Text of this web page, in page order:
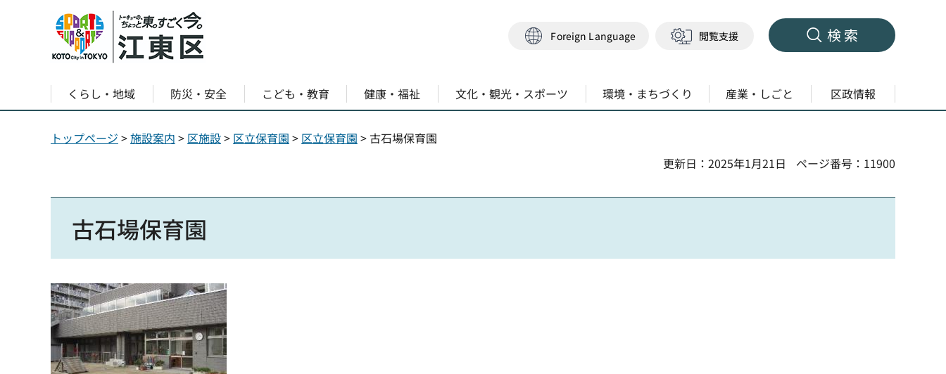
Foreign Language 閲覧支援 検索
くらし・地域 防災・安全 こども・教育 健康・福祉 文化・観光・スポーツ 環境・まちづくり 産業・しごと 区政情報
トップページ >施設案内 > 区施設> 区立保育園 > 区立保育園 > 古石場保育園
更新日：2025年1月21日
ページ番号：11900
古石場保育園